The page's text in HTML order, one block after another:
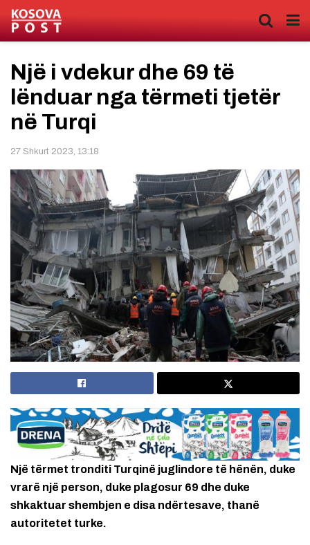
Një i vdekur dhe 69 të
lënduar nga tërmeti tjetër
në Turqi
27 Shkurt 2023, 13:18
Një tërmet tronditi Turqinë juglindore të hënën, duke
vrarë një person, duke plagosur 69 dhe duke
shkaktuar shembjen e disa ndërtesave, thanë
autoritetet turke.